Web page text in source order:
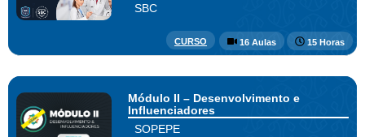
SBC
CURSO 16 Aulas 15 Horas
Módulo II – Desenvolvimento e
Influenciadores
SOPEPE